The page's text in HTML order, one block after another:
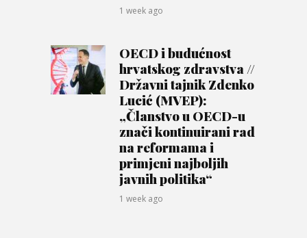
1 week ago
OECD i budućnost
hrvatskog zdravstva //
Državni tajnik Zdenko
Lucić (MVEP):
„Članstvo u OECD-u
znači kontinuirani rad
na reformama i
primjeni najboljih
javnih politika“
1 week ago